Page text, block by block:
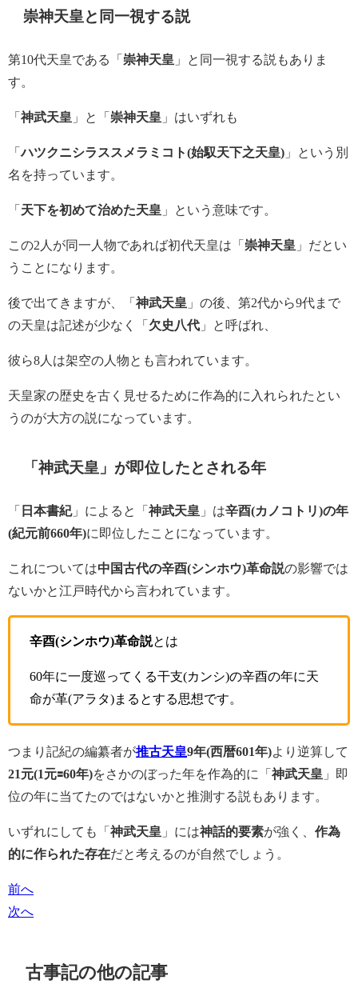
崇神天皇と同一視する説
第10代天皇である「 崇神天皇 」と同一視する説もありま
す。
「 神武天皇 」と「 崇神天皇 」はいずれも
「ハツクニシラススメラミコト(始馭天下之天皇) 」という別
名を持っています。
「 天下を初めて治めた天皇 」という意味です。
この2人が同一人物であれば初代天皇は「 崇神天皇 」だとい
うことになります。
後で出てきますが、「 神武天皇 」の後、第2代から9代まで
の天皇は記述が少なく「 欠史八代 」と呼ばれ、
彼ら8人は架空の人物とも言われています。
天皇家の歴史を古く見せるために作為的に入れられたとい
うのが大方の説になっています。
「神武天皇」が即位したとされる年
「 日本書紀」によると「 神武天皇 」は辛酉(カノコトリ)の年
(紀元前660年)に即位したことになっています。
これについては中国古代の辛酉(シンホウ)革命説の影響では
ないかと江戸時代から言われています。
辛酉(シンホウ)革命説とは
60年に一度巡ってくる干支(カンシ)の辛酉の年に天
命が革(アラタ)まるとする思想です。
つまり記紀の編纂者が推古天皇9年(西暦601年)より逆算して
21元(1元🟰60年)をさかのぼった年を作為的に「 神武天皇 」即
位の年に当てたのではないかと推測する説もあります。
いずれにしても「 神武天皇 」には神話的要素が強く、 作為
的に作られた存在だと考えるのが自然でしょう。
前へ
次へ
古事記の他の記事